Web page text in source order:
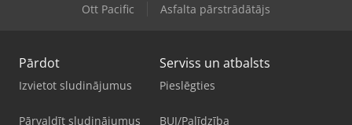
Ott Pacific
Asfalta pārstrādātājs
Pārdot
Izvietot sludinājumus
Pārvaldīt sludinājumus
Serviss un atbalsts
Pieslēgties
BUJ/Palīdzība